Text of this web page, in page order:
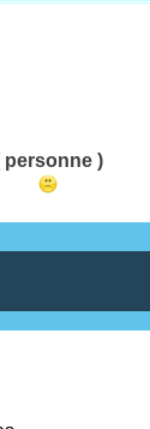
personne )